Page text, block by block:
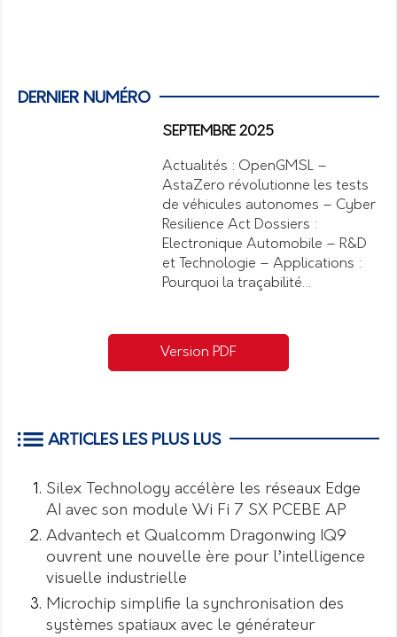
DERNIER NUMÉRO
SEPTEMBRE 2025
Actualités : OpenGMSL –
AstaZero révolutionne les tests
de véhicules autonomes – Cyber
Resilience Act Dossiers :
Electronique Automobile – R&D
et Technologie – Applications :
Pourquoi la traçabilité…
Version PDF
ARTICLES LES PLUS LUS
Silex Technology accélère les réseaux Edge
AI avec son module Wi Fi 7 SX PCEBE AP
Advantech et Qualcomm Dragonwing IQ9
ouvrent une nouvelle ère pour l’intelligence
visuelle industrielle
Microchip simplifie la synchronisation des
systèmes spatiaux avec le générateur